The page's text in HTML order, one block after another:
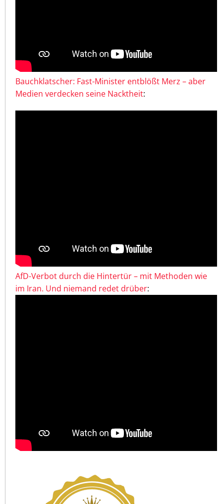
Bauchklatscher: Fast-Minister entblößt Merz – aber
Medien verdecken seine Nacktheit:
AfD-Verbot durch die Hintertür – mit Methoden wie
im Iran. Und niemand redet drüber: